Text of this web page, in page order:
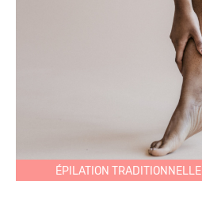
ÉPILATION TRADITIONNELLE